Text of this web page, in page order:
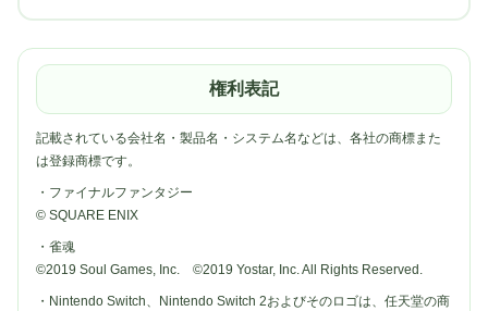
権利表記
記載されている会社名・製品名・システム名などは、各社の商標また
は登録商標です。
・ファイナルファンタジー
© SQUARE ENIX
・雀魂
©2019 Soul Games, Inc. ©2019 Yostar, Inc. All Rights Reserved.
・Nintendo Switch、Nintendo Switch 2およびそのロゴは、任天堂の商